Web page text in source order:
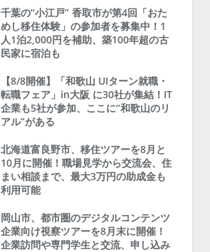
千葉の“小江戸” 香取市が第4回「おた
めし移住体験」の参加者を募集中！1
人1泊2,000円を補助、築100年超の古
民家に宿泊も
【8/8開催】「和歌山 UIターン就職・
転職フェア」in大阪 に30社が集結！IT
企業も5社が参加、ここに“和歌山のリ
アル”がある
北海道富良野市、移住ツアーを8月と
10月に開催！職場見学から交流会、住
まい相談まで、最大3万円の助成金も
利用可能
岡山市、都市圏のデジタルコンテンツ
企業向け視察ツアーを8月末に開催！
企業訪問や専門学生と交流、申し込み